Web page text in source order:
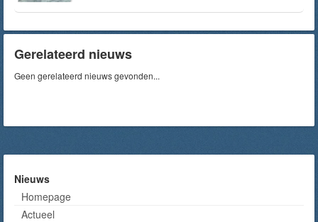
Gerelateerd nieuws
Geen gerelateerd nieuws gevonden...
Nieuws
Homepage
Actueel